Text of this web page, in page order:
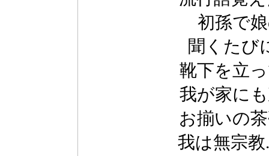
初孫で
聞くたび
靴下を立
我が家に
お揃いの
我は無宗